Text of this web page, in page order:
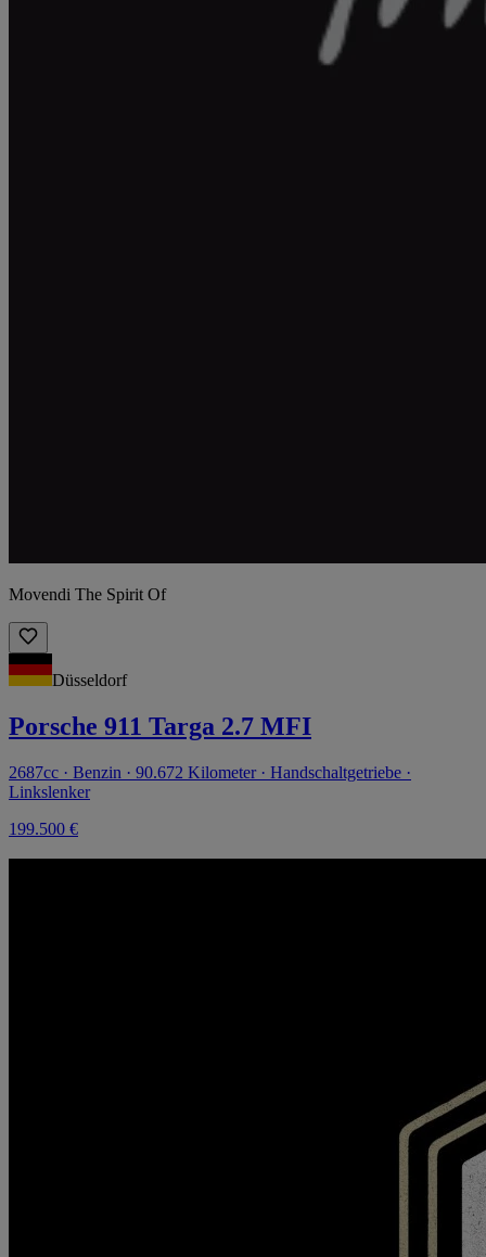
Movendi The Spirit Of
Düsseldorf
Porsche 911 Targa 2.7 MFI
2687cc · Benzin · 90.672 Kilometer · Handschaltgetriebe ·
Linkslenker
199.500 €